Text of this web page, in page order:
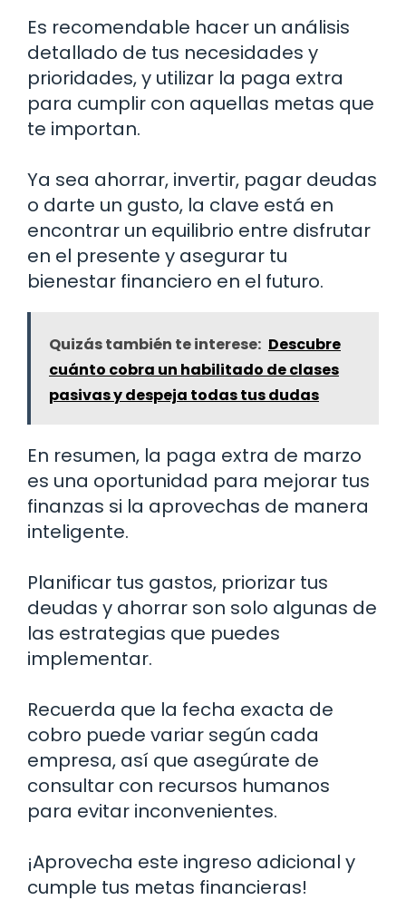
Es recomendable hacer un análisis
detallado de tus necesidades y
prioridades, y utilizar la paga extra
para cumplir con aquellas metas que
te importan.
Ya sea ahorrar, invertir, pagar deudas
o darte un gusto, la clave está en
encontrar un equilibrio entre disfrutar
en el presente y asegurar tu
bienestar financiero en el futuro.
Quizás también te interese: Descubre
cuánto cobra un habilitado de clases
pasivas y despeja todas tus dudas
En resumen, la paga extra de marzo
es una oportunidad para mejorar tus
finanzas si la aprovechas de manera
inteligente.
Planificar tus gastos, priorizar tus
deudas y ahorrar son solo algunas de
las estrategias que puedes
implementar.
Recuerda que la fecha exacta de
cobro puede variar según cada
empresa, así que asegúrate de
consultar con recursos humanos
para evitar inconvenientes.
¡Aprovecha este ingreso adicional y
cumple tus metas financieras!